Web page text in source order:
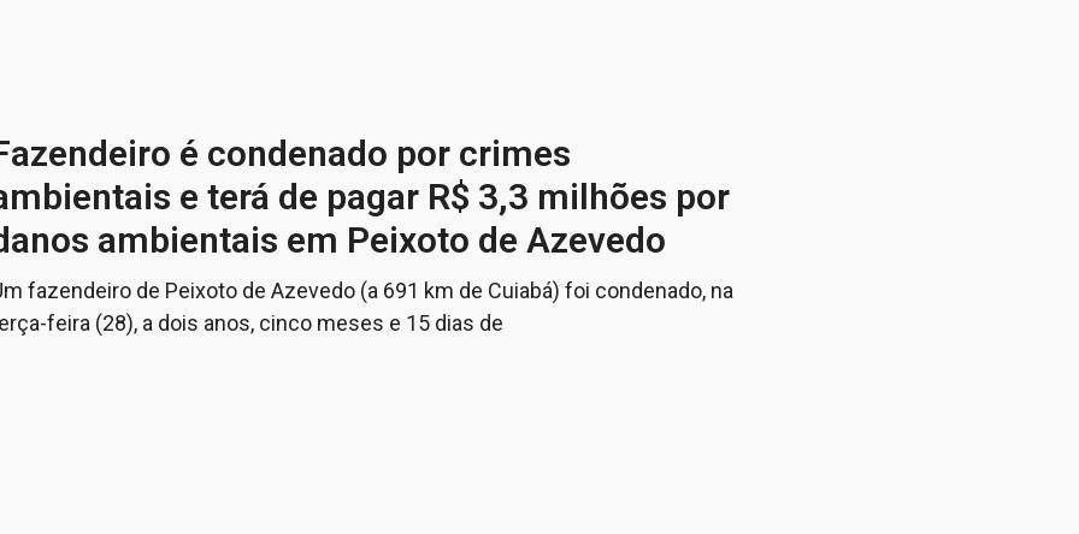
é condenado por crimes
e terá de pagar R$ 3,3 milhões por
ambientais em Peixoto de Azevedo
fazendeiro de Peixoto de Azevedo (a 691 km de Cuiabá) foi condenado, na
feira (28), a dois anos, cinco meses e 15 dias de